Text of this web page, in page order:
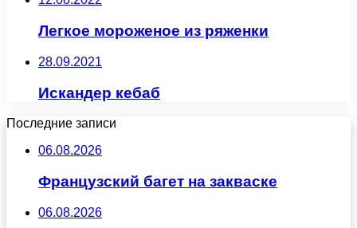
Легкое мороженое из ряженки
28.09.2021
Искандер кебаб
Последние записи
06.08.2026
Французский багет на закваске
06.08.2026